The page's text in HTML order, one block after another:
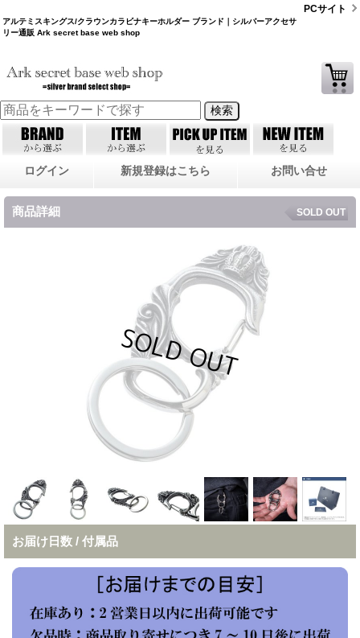
アルテミスキングス/クラウンカラビナキーホルダー ブランド｜シルバーアクセサ
リー通販 Ark secret base web shop
PCサイト
ログイン 新規登録はこちら お問い合せ
商品詳細 SOLD OUT
お届け日数 / 付属品